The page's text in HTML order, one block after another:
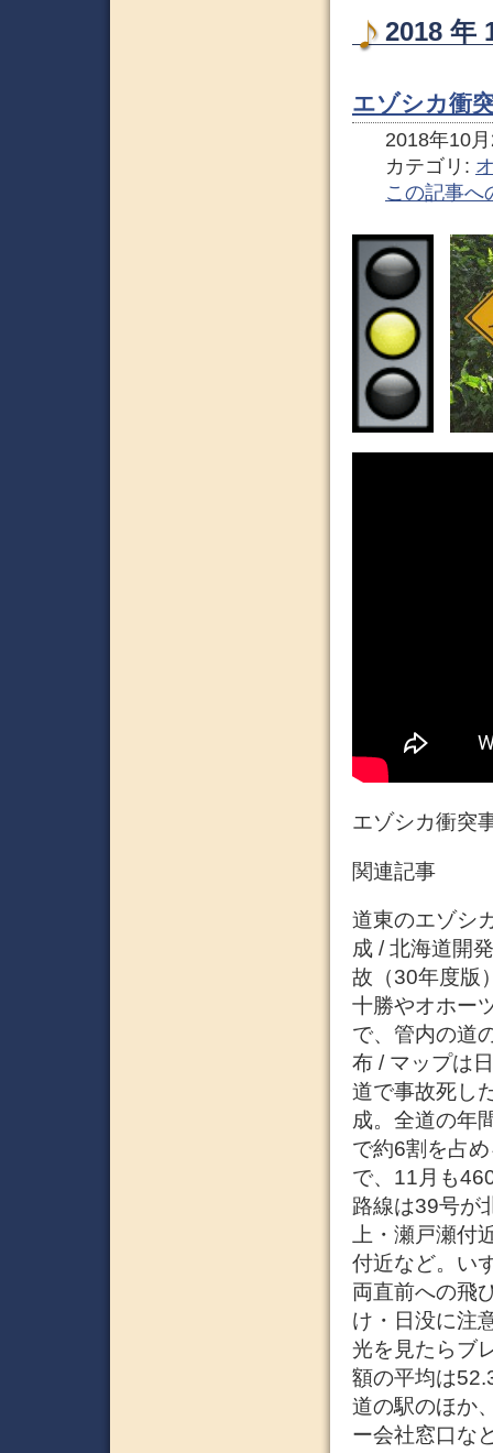
2018 年
エゾシカ衝
2018年10
カテゴリ:
この記事へ
エゾシカ衝突
関連記事
道東のエゾシ
成 / 北海道開
故（30年度版
十勝やオホー
で、管内の道
布 / マップは
道で事故死し
成。全道の年
で約6割を占
で、11月も
路線は39号が
上・瀬戸瀬
付近など。い
両直前への飛
け・日没に注
光を見たらブ
額の平均は
道の駅のほか
ー会社窓口な